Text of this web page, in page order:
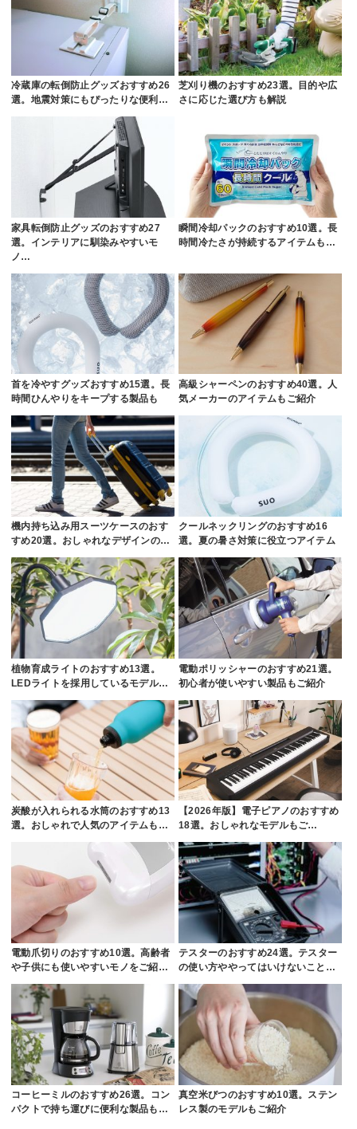
冷蔵庫の転倒防止グッズおすすめ26
選。地震対策にもぴったりな便利…
芝刈り機のおすすめ23選。目的や広
さに応じた選び方も解説
家具転倒防止グッズのおすすめ27
選。インテリアに馴染みやすいモ
ノ…
瞬間冷却パックのおすすめ10選。長
時間冷たさが持続するアイテムも…
首を冷やすグッズおすすめ15選。長
時間ひんやりをキープする製品も
高級シャーペンのおすすめ40選。人
気メーカーのアイテムもご紹介
機内持ち込み用スーツケースのおす
すめ20選。おしゃれなデザインの…
クールネックリングのおすすめ16
選。夏の暑さ対策に役立つアイテム
植物育成ライトのおすすめ13選。
LEDライトを採用しているモデル…
電動ポリッシャーのおすすめ21選。
初心者が使いやすい製品もご紹介
炭酸が入れられる水筒のおすすめ13
選。おしゃれで人気のアイテムも…
【2026年版】電子ピアノのおすすめ
18選。おしゃれなモデルもご…
電動爪切りのおすすめ10選。高齢者
や子供にも使いやすいモノをご紹…
テスターのおすすめ24選。テスター
の使い方ややってはいけないこと…
コーヒーミルのおすすめ26選。コン
パクトで持ち運びに便利な製品も…
真空米びつのおすすめ10選。ステン
レス製のモデルもご紹介